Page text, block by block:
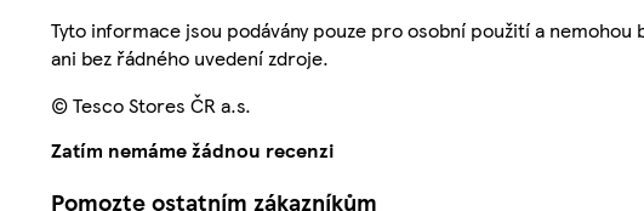
Tyto informace jsou podávány pouze pro osobní použití a
ani bez řádného uvedení zdroje.
© Tesco Stores ČR a.s.
Zatím nemáme žádnou recenzi
Pomozte ostatním zákazníkům